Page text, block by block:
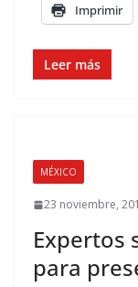
Imprimir
Leer más
MÉXICO
23 noviembre,
Expertos
para